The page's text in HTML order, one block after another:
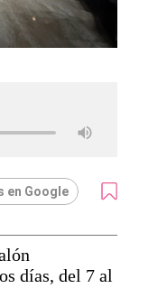
en Google
días, del 7 al